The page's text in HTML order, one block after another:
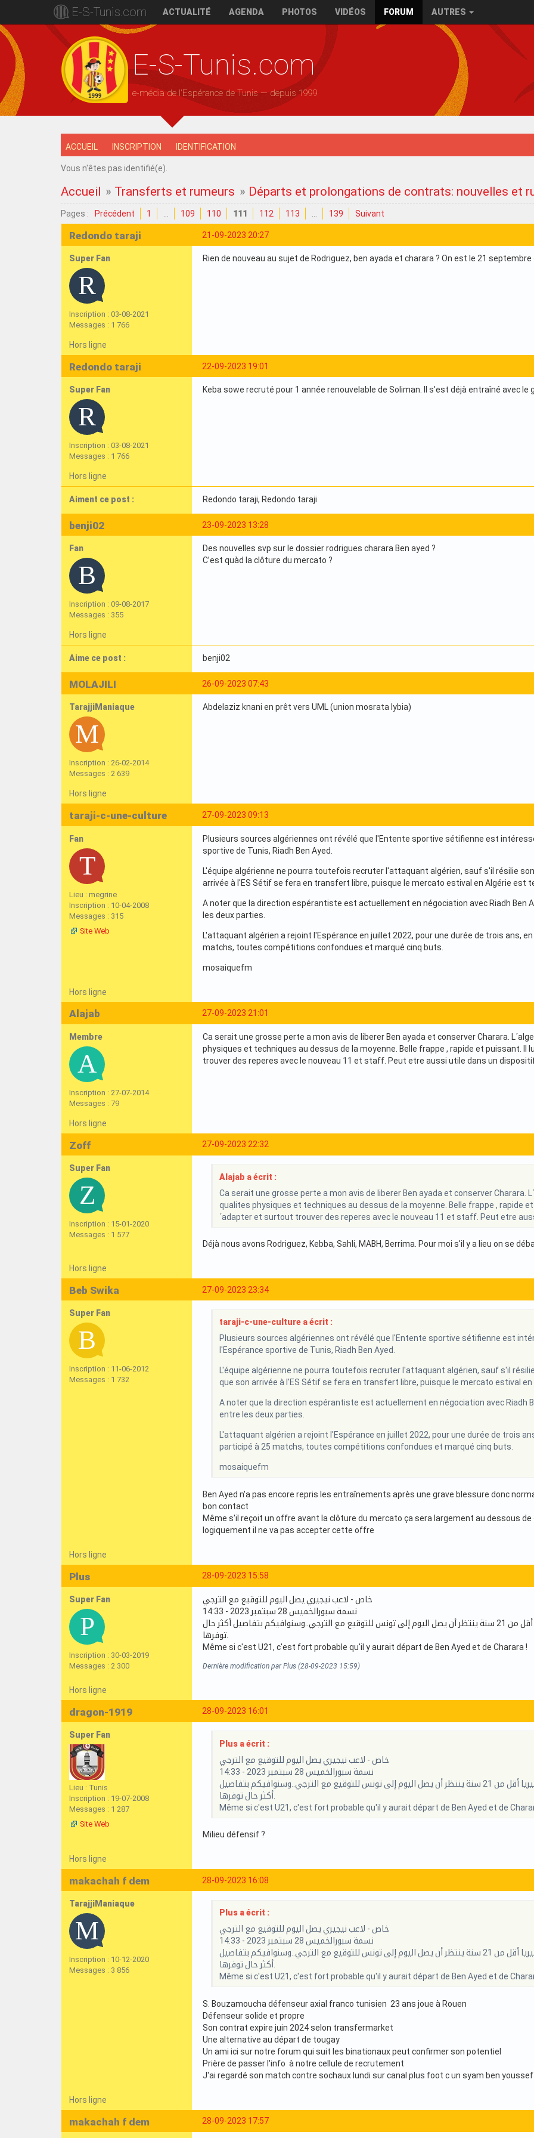
E-S-Tunis.com ACTUALITÉ AGENDA PHOTOS VIDÉOS FORUM AUTRES
E-S-Tunis.com
e-média de l'Espérance de Tunis — depuis 1999
ACCUEIL INSCRIPTION IDENTIFICATION
Vous n'êtes pas identifié(e).
Accueil » Transferts et rumeurs » Départs et prolongations de contrats: nouvelles et
Pages : Précédent 1 109 110 111 112 113 139 Suivant
21-09-2023 20:27
Redondo taraji
Super Fan
Inscription : 03-08-2021
Messages : 1 766
Rien de nouveau au sujet de Rodriguez, ben ayada et charara ? On est le 21
Hors ligne
22-09-2023 19:01
Redondo taraji
Super Fan
Inscription : 03-08-2021
Messages : 1 766
Keba sowe recruté pour 1 année renouvelable de Soliman. Il s'est déjà entraîné avec le
Hors ligne
Aiment ce post : Redondo taraji, Redondo taraji
23-09-2023 13:28
benji02
Fan
Inscription : 09-08-2017
Messages : 355
Des nouvelles svp sur le dossier rodrigues charara Ben ayed ?
C’est quàd la clôture du mercato ?
Hors ligne
Aime ce post : benji02
26-09-2023 07:43
MOLAJILI
TarajjiManiaque
Inscription : 26-02-2014
Messages : 2 639
Abdelaziz knani en prêt vers UML (union mosrata lybia)
Hors ligne
27-09-2023 09:13
taraji-c-une-culture
Fan
Lieu : megrine
Inscription : 10-04-2008
Messages : 315
Site Web
Plusieurs sources algériennes ont révélé que l'Entente sportive sétifienne est
sportive de Tunis, Riadh Ben Ayed.
L'équipe algérienne ne pourra toutefois recruter l'attaquant algérien, sauf s'il résilie
arrivée à l'ES Sétif se fera en transfert libre, puisque le mercato estival en Algérie est
A noter que la direction espérantiste est actuellement en négociation avec Riadh Ben
les deux parties.
L'attaquant algérien a rejoint l'Espérance en juillet 2022, pour une durée de trois ans,
matchs, toutes compétitions confondues et marqué cinq buts.
mosaiquefm
Hors ligne
27-09-2023 21:01
Alajab
Membre
Inscription : 27-07-2014
Messages : 79
Ca serait une grosse perte a mon avis de liberer Ben ayada et conserver Charara.
physiques et techniques au dessus de la moyenne. Belle frappe , rapide et puissant.
trouver des reperes avec le nouveau 11 et staff. Peut etre aussi utile dans un
Hors ligne
27-09-2023 22:32
Zoff
Super Fan
Inscription : 15-01-2020
Messages : 1 577
Alajab a écrit :
Ca serait une grosse perte a mon avis de liberer Ben ayada et conserver Charara.
qualites physiques et techniques au dessus de la moyenne. Belle frappe , rapide
´adapter et surtout trouver des reperes avec le nouveau 11 et staff. Peut etre
Déjà nous avons Rodriguez, Kebba, Sahli, MABH, Berrima. Pour moi s'il y a lieu on se
Hors ligne
27-09-2023 23:34
Beb Swika
Super Fan
Inscription : 11-06-2012
Messages : 1 732
taraji-c-une-culture a écrit :
Plusieurs sources algériennes ont révélé que l'Entente sportive sétifienne est
l'Espérance sportive de Tunis, Riadh Ben Ayed.
L'équipe algérienne ne pourra toutefois recruter l'attaquant algérien, sauf s'il
que son arrivée à l'ES Sétif se fera en transfert libre, puisque le mercato estival en
A noter que la direction espérantiste est actuellement en négociation avec Riadh
entre les deux parties.
L'attaquant algérien a rejoint l'Espérance en juillet 2022, pour une durée de trois
participé à 25 matchs, toutes compétitions confondues et marqué cinq buts.
mosaiquefm
Ben Ayed n'a pas encore repris les entraînements après une grave blessure donc
bon contact
Même s'il reçoit un offre avant la clôture du mercato ça sera largement au dessous
logiquement il ne va pas accepter cette offre
Hors ligne
28-09-2023 15:58
Plus
Super Fan
Inscription : 30-03-2019
Messages : 2 300
خاص - لاعب نيجيري يصل اليوم للتوقيع مع الترجي
نسمة سبورالخميس 28 سبتمبر 2023 - 14:33
علم موقع نسمة سبور من مصادره الخاصة أن لاعبا نيجيريا أقل من 21 سنة ينتظر أن يصل اليوم إلى تونس للتوقيع مع الترجي..وسنوافيكم بتفاصيل أكثر حال
Même si c'est U21, c'est fort probable qu'il y aurait départ de Ben Ayed et de Charara !
Dernière modification par Plus (28-09-2023 15:59)
Hors ligne
28-09-2023 16:01
dragon-1919
Super Fan
Lieu : Tunis
Inscription : 19-07-2008
Messages : 1 287
Site Web
Plus a écrit :
خاص - لاعب نيجيري يصل اليوم للتوقيع مع الترجي
نسمة سبورالخميس 28 سبتمبر 2023 - 14:33
علم موقع نسمة سبور من مصادره الخاصة أن لاعبا نيجيريا أقل من 21 سنة ينتظر أن يصل اليوم إلى تونس للتوقيع مع الترجي..وسنوافيكم بتفاصيل
Même si c'est U21, c'est fort probable qu'il y aurait départ de Ben Ayed et de
Milieu défensif ?
Hors ligne
28-09-2023 16:08
makachah f dem
TarajjiManiaque
Inscription : 10-12-2020
Messages : 3 856
Plus a écrit :
خاص - لاعب نيجيري يصل اليوم للتوقيع مع الترجي
نسمة سبورالخميس 28 سبتمبر 2023 - 14:33
علم موقع نسمة سبور من مصادره الخاصة أن لاعبا نيجيريا أقل من 21 سنة ينتظر أن يصل اليوم إلى تونس للتوقيع مع الترجي..وسنوافيكم بتفاصيل
أكثر حال توفرها.
Même si c'est U21, c'est fort probable qu'il y aurait départ de Ben Ayed et de
S. Bouzamoucha défenseur axial franco tunisien 23 ans joue à Rouen
Défenseur solide et propre
Son contrat expire juin 2024 selon transfermarket
Une alternative au départ de tougay
Un ami ici sur notre forum qui suit les binationaux peut confirmer son potentiel
Prière de passer l'info à notre cellule de recrutement
J'ai regardé son match contre sochaux lundi sur canal plus foot c un syam ben
Hors ligne
28-09-2023 17:57
makachah f dem